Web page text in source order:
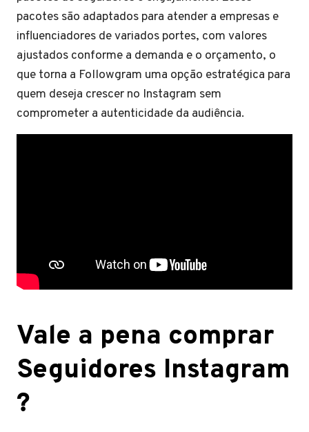
pacotes são adaptados para atender a empresas e
influenciadores de variados portes, com valores
ajustados conforme a demanda e o orçamento, o
que torna a Followgram uma opção estratégica para
quem deseja crescer no Instagram sem
comprometer a autenticidade da audiência.
Vale a pena comprar
Seguidores Instagram
?